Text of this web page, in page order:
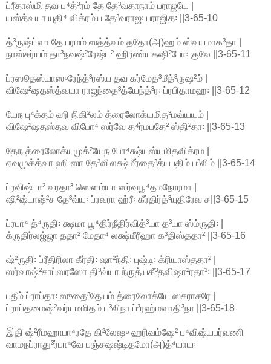
ப்ரீதாஸ்மி தவ ப⁴த்³ரம் தே தே³வதாநாம் பராஜயே |
யஸ்த்வயா யுதி⁴ விக்ரம்ய தே³வராஜ꞉ பராஜித꞉ ||3-65-10
த்³ருஷ்ட்வா தே பரமம் ஸத்த்வம் ததோ(அ)ஹம் ஸ்வயமாக³தா |
நாஸ்சர்யம் தா³நவஷ்²ரேஷ்ட² ஹிரண்யகஷி²போ꞉ குலே ||3-65-11
ப்ரஸூதஸ்யாஸுரேந்த்³ரஸ்ய தவ கர்மேத³மீத்³ருஷ²ம் |
விஷே²ஷதஸ்த்வயா ராஜந்தை³த்யேந்த்³ர꞉ ப்ரபிதாமஹ꞉ ||3-65-12
யேந பு⁴க்தம் ஹி நிகி²லம் த்ரைலோக்யமித³மவ்யயம் |
விஷே²ஷதஸ்தவ விபோ⁴ ஸர்வே த⁴ர்மபதே² ஸ்தி²தா꞉ ||3-65-13
தேந த்ரைலோக்யமுக்²யேந போ⁴க்ஷ்யஸ்யமிதவிக்ரம |
ஏவமுக்த்வா ஹி ஸா தே³வீ லக்ஷ்மீர்தை³த்யபதிம் ப³லிம் ||3-65-14
ப்ரவிஷ்டா² வரதா³ ஸௌம்யா ஸர்வபூ⁴தமநோரமா |
ஷி²ஷ்டாஷ்²ச தே³வ்ய꞉ ப்ரவரா ஹ்ரீ꞉ கீர்திர்த்³யுதிரேவ ச||3-65-15
ப்ரபா⁴ த்⁴ருதி꞉ க்ஷமா பூ⁴திர்நீதிர்வித்³யா த³யா ஸ்ம்ருதி꞉ |
க்ருதிர்லஜ்ஜா ததா² மேதா⁴ லக்ஷ்மீரீஹா க³திஸ்ததா² ||3-65-16
ஷ்²ருதி꞉ ப்ரீதிரிலா கீர்தி꞉ ஷா²ந்தி꞉ புஷ்டி꞉ க்ரியாஸ்ததா² |
ஸர்வாஷ்²சாப்ஸரஸோ தி³வ்யா ந்ருத்யகீ³தவிஷா²ரதா³꞉ ||3-65-17
பதீம் ப்ராப்தா꞉ ஸுதை³தேயம் த்ரைலோக்யே ஸசராசரே |
ப்ராப்தமைஷ்²வர்யமமிதம் ப³லிநா ப்³ரஹ்மவாதி³நா ||3-65-18
இதி ஷ்²ரீமஹாபா⁴ரதே கி²லேஷு ஹரிவம்ஷே² ப⁴விஷ்யபர்வணி
வாமநப்ராது³ர்பா⁴வே பஞ்சஷஷ்டிதமோ(அ)த்⁴யாய꞉